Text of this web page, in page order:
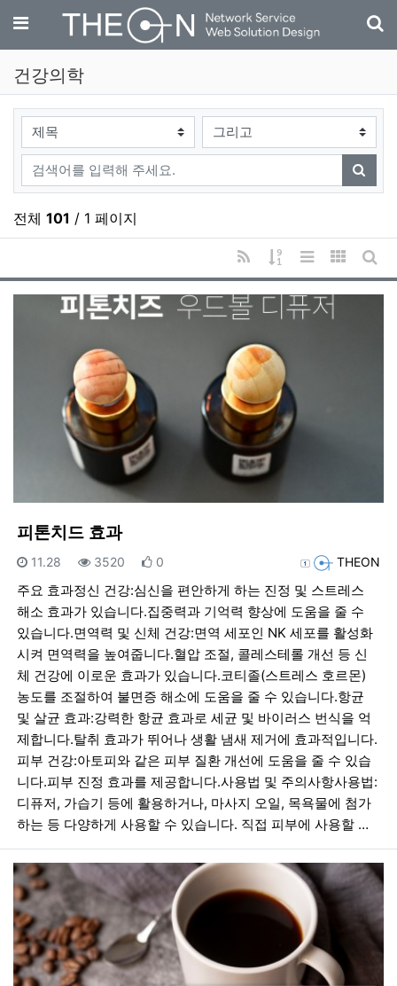
메뉴
건강의학
검색대상
검색어
검색
전체 101 / 1 페이지
RSS
게시물 정렬
리스트 스타일
갤러리게
피톤치드 효과
등록자THEON
등록일
11.28 조회
3520 추천
0
주요 효과정신 건강:심신을 편안하게 하는 진정 및 스트레스
해소 효과가 있습니다.집중력과 기억력 향상에 도움을 줄 수
있습니다.면역력 및 신체 건강:면역 세포인 NK 세포를 활성화
시켜 면역력을 높여줍니다.혈압 조절, 콜레스테롤 개선 등 신
체 건강에 이로운 효과가 있습니다.코티졸(스트레스 호르몬)
농도를 조절하여 불면증 해소에 도움을 줄 수 있습니다.항균
및 살균 효과:강력한 항균 효과로 세균 및 바이러스 번식을 억
제합니다.탈취 효과가 뛰어나 생활 냄새 제거에 효과적입니다.
피부 건강:아토피와 같은 피부 질환 개선에 도움을 줄 수 있습
니다.피부 진정 효과를 제공합니다.사용법 및 주의사항사용법:
디퓨저, 가습기 등에 활용하거나, 마사지 오일, 목욕물에 첨가
하는 등 다양하게 사용할 수 있습니다. 직접 피부에 사용할 …